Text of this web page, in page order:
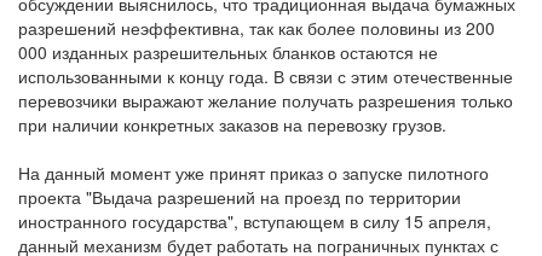
разрешений неэффективна, так как более половины из 200
000 изданных разрешительных бланков остаются не
использованными к концу года. В связи с этим отечественные
перевозчики выражают желание получать разрешения только
при наличии конкретных заказов на перевозку грузов.
На данный момент уже принят приказ о запуске пилотного
проекта "Выдача разрешений на проезд по территории
иностранного государства", вступающем в силу 15 апреля,
данный механизм будет работать на пограничных пунктах с